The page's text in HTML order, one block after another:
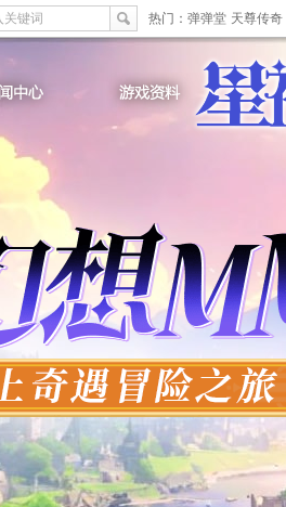
关键词 热门： 弹弹堂 天尊传奇